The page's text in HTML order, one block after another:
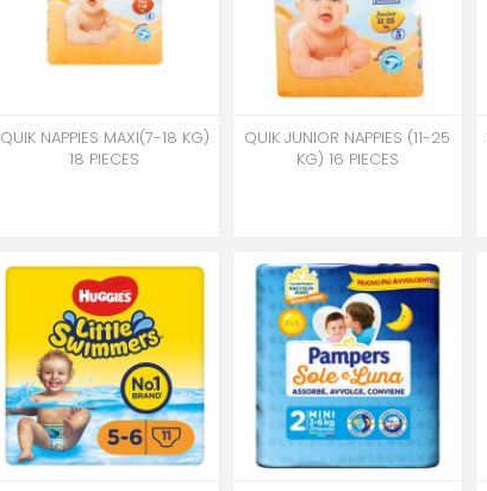
QUIK NAPPIES MAXI(7-18 KG)
18 PIECES
QUIK JUNIOR NAPPIES (11-25
KG) 16 PIECES